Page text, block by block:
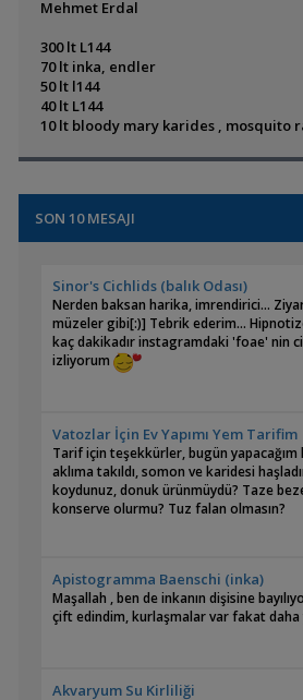
Mehmet Erdal
300 lt L144
70 lt inka, endler
50 lt l144
40 lt L144
10 lt bloody mary karides , mosquito
SON 10 MESAJI
Sinor's Cichlids (balık Odası)
Nerden baksan harika, imrendirici...
müzeler gibi[:)] Tebrik ederim...
kaç dakikadır instagramdaki 'foae' nin
izliyorum
Vatozlar İçin Ev Yapımı Yem Tarifim
Tarif için teşekkürler, bugün yapacağım
aklıma takıldı, somon ve karidesi
koydunuz, donuk ürünmüydü? Taze
konserve olurmu? Tuz falan olmasın?
Apistogramma Baenschi (inka)
Maşallah , ben de inkanın dişisine
çift edindim, kurlaşmalar var fakat
Akvaryum Su Kirliliği